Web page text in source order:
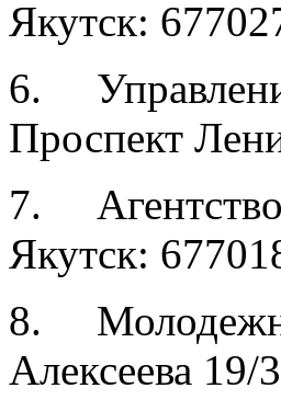
Якутск:
6.
Проспект
7. Агентство
Якутск:
8.
Алексеева 19/